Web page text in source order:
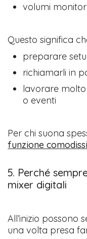
volumi monitor
Questo significa
preparare
richiamarli in
lavorare
o eventi
Per chi suona
funzione
5. Perché
mixer digitali
All’inizio possono
una volta presa